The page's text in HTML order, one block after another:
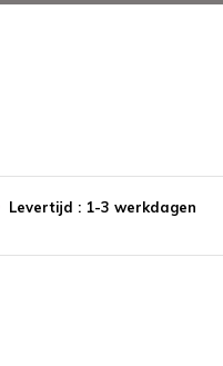
Levertijd : 1-3 werkdagen